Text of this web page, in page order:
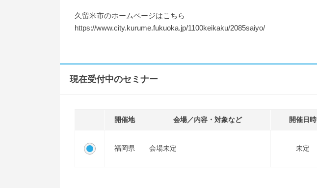
久留米市のホームページはこちら
https://www.city.kurume.fukuoka.jp/1100keikaku/2085saiyo/
現在受付中のセミナー
開催地 会場／内容・対象など 開催日時
福岡県 会場未定 未定